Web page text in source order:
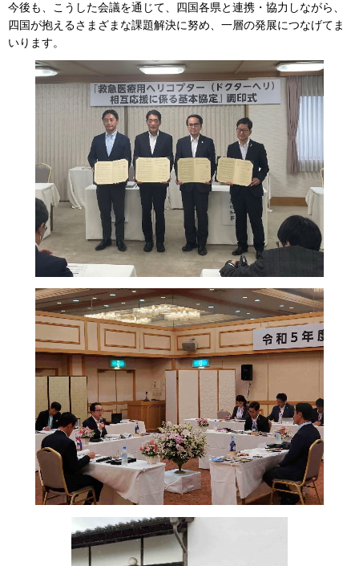
今後も、こうした会議を通じて、四国各県と連携・協力しながら、
四国が抱えるさまざまな課題解決に努め、一層の発展につなげてま
いります。